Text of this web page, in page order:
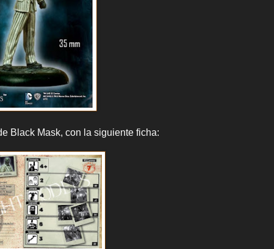
Black Mask, con la siguiente ficha: